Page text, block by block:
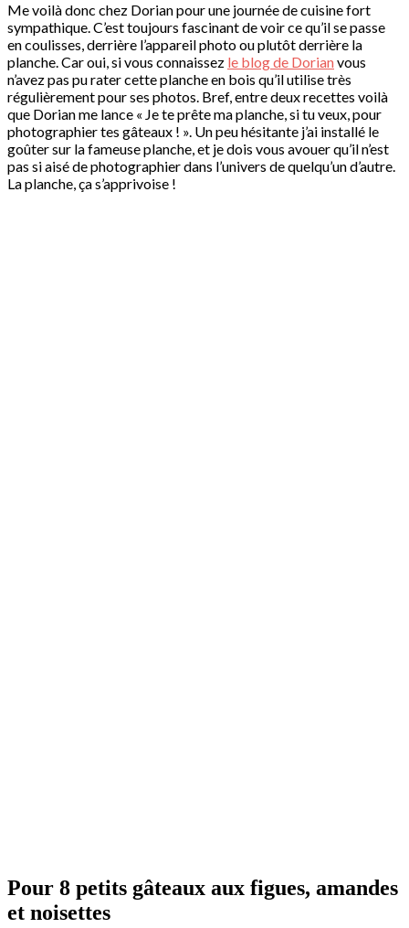
Me voilà donc chez Dorian pour une journée de cuisine fort
sympathique. C’est toujours fascinant de voir ce qu’il se passe
en coulisses, derrière l’appareil photo ou plutôt derrière la
planche. Car oui, si vous connaissez le blog de Dorianvous
n’avez pas pu rater cette planche en bois qu’il utilise très
régulièrement pour ses photos. Bref, entre deux recettes voilà
que Dorian me lance « Je te prête ma planche, si tu veux, pour
photographier tes gâteaux ! ». Un peu hésitante j’ai installé le
goûter sur la fameuse planche, et je dois vous avouer qu’il n’est
pas si aisé de photographier dans l’univers de quelqu’un d’autre.
La planche, ça s’apprivoise !
Pour 8 petits gâteaux aux figues, amandes
et noisettes